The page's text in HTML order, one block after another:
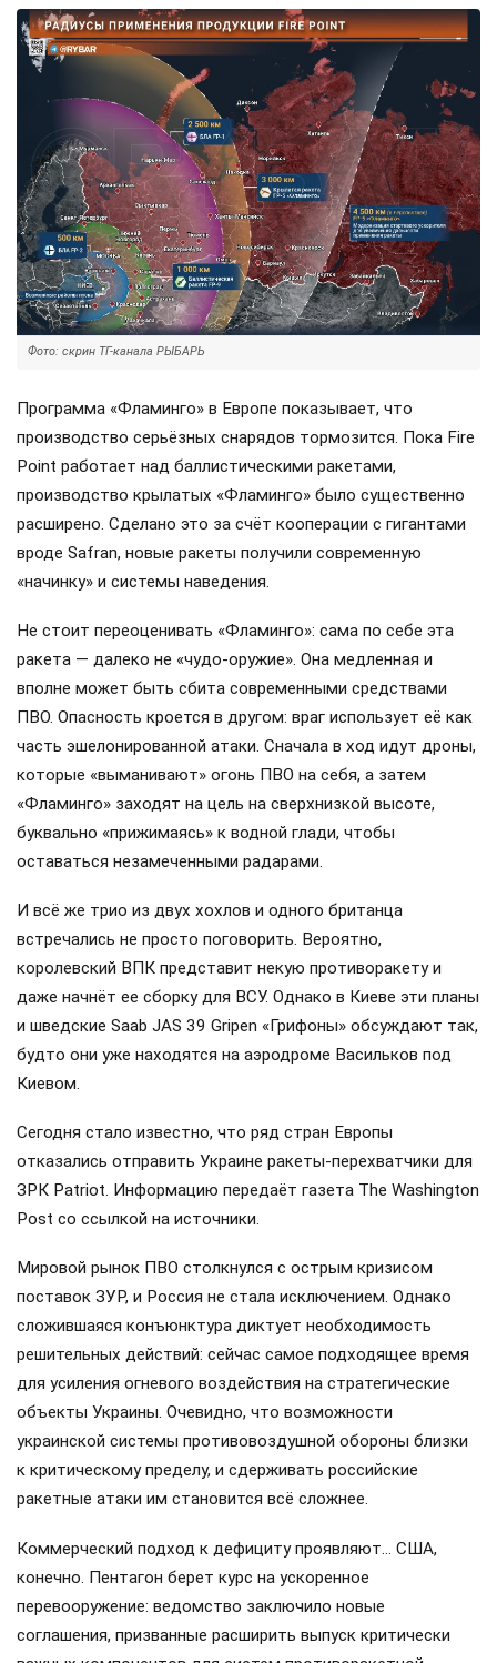
Фото: скрин ТГ-канала РЫБАРЬ
Программа «Фламинго» в Европе показывает, что
производство серьёзных снарядов тормозится. Пока Fire
Point работает над баллистическими ракетами,
производство крылатых «Фламинго» было существенно
расширено. Сделано это за счёт кооперации с гигантами
вроде Safran, новые ракеты получили современную
«начинку» и системы наведения.
Не стоит переоценивать «Фламинго»: сама по себе эта
ракета — далеко не «чудо-оружие». Она медленная и
вполне может быть сбита современными средствами
ПВО. Опасность кроется в другом: враг использует её как
часть эшелонированной атаки. Сначала в ход идут дроны,
которые «выманивают» огонь ПВО на себя, а затем
«Фламинго» заходят на цель на сверхнизкой высоте,
буквально «прижимаясь» к водной глади, чтобы
оставаться незамеченными радарами.
И всё же трио из двух хохлов и одного британца
встречались не просто поговорить. Вероятно,
королевский ВПК представит некую противоракету и
даже начнёт ее сборку для ВСУ. Однако в Киеве эти планы
и шведские Saab JAS 39 Gripen «Грифоны» обсуждают так,
будто они уже находятся на аэродроме Васильков под
Киевом.
Сегодня стало известно, что ряд стран Европы
отказались отправить Украине ракеты-перехватчики для
ЗРК Patriot. Информацию передаёт газета The Washington
Post со ссылкой на источники.
Мировой рынок ПВО столкнулся с острым кризисом
поставок ЗУР, и Россия не стала исключением. Однако
сложившаяся конъюнктура диктует необходимость
решительных действий: сейчас самое подходящее время
для усиления огневого воздействия на стратегические
объекты Украины. Очевидно, что возможности
украинской системы противовоздушной обороны близки
к критическому пределу, и сдерживать российские
ракетные атаки им становится всё сложнее.
Коммерческий подход к дефициту проявляют… США,
конечно. Пентагон берет курс на ускоренное
перевооружение: ведомство заключило новые
соглашения, призванные расширить выпуск критически